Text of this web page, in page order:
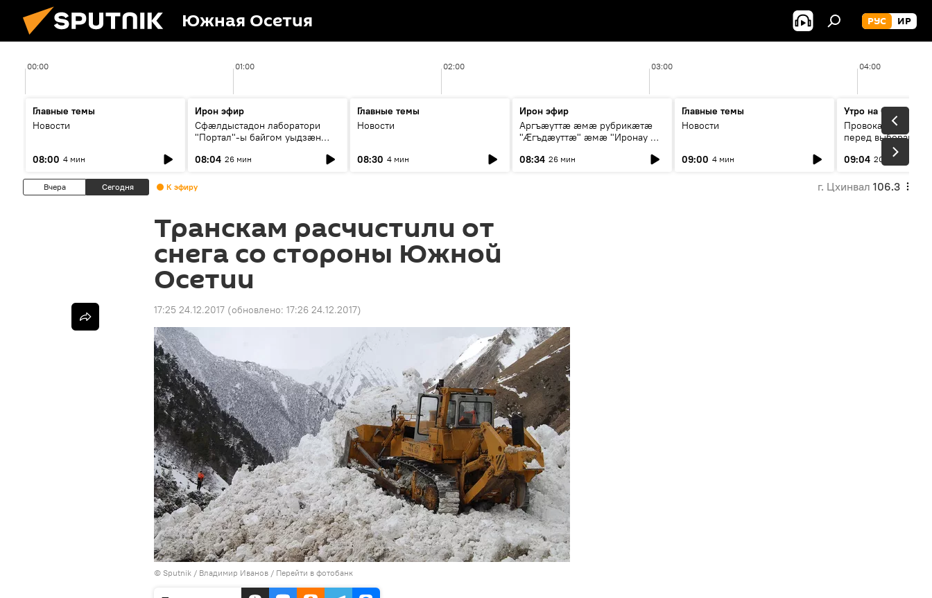
Южная Осетия РУС ИР
00:00 01:00 02:00 03:00 04:00
Главные темы
Новости
08:00 4 мин
Ирон эфир
Сфæлдыстадон лаборатори
"Портал"-ы байгом уыдзæн
Æхсары куыстыты равдыст
08:04 26 мин
Главные темы
Новости
08:30 4 мин
Ирон эфир
Аргъæуттæ æмæ рубрикæтæ
"Æгъдæуттæ" æмæ "Иронау æй
08:34 26 мин
Главные темы
Новости
09:00 4 мин
Утро на Спутнике
Провокации со
перед выборами в
09:04 20 мин
Вчера Сегодня К эфиру г. Цхинвал 106.3
Транскам расчистили от
снега со стороны Южной
Осетии
17:25 24.12.2017 (обновлено: 17:26 24.12.2017)
© Sputnik / Владимир Иванов / Перейти в фотобанк